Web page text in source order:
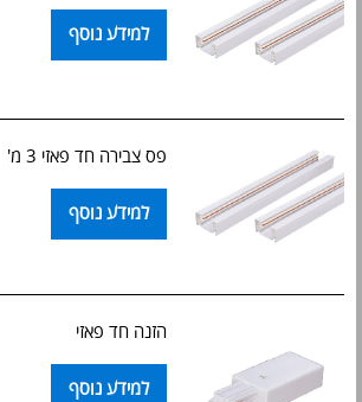
למידע נוסף
פס צבירה חד פאזי 3 מ'
למידע נוסף
הזנה חד פאזי
למידע נוסף